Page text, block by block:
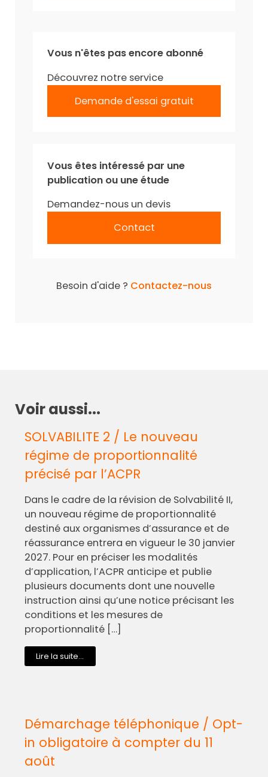
Vous n'êtes pas encore abonné
Découvrez notre service
Demande d'essai gratuit
Vous êtes intéressé par une
publication ou une étude
Demandez-nous un devis
Contact
Besoin d'aide ? Contactez-nous
Voir aussi...
SOLVABILITE 2 / Le nouveau
régime de proportionnalité
précisé par l’ACPR
Dans le cadre de la révision de Solvabilité II,
un nouveau régime de proportionnalité
destiné aux organismes d’assurance et de
réassurance entrera en vigueur le 30 janvier
2027. Pour en préciser les modalités
d’application, l’ACPR anticipe et publie
plusieurs documents dont une nouvelle
instruction ainsi qu’une notice précisant les
conditions et les mesures de
proportionnalité […]
Lire la suite...
Démarchage téléphonique / Opt-
in obligatoire à compter du 11
août